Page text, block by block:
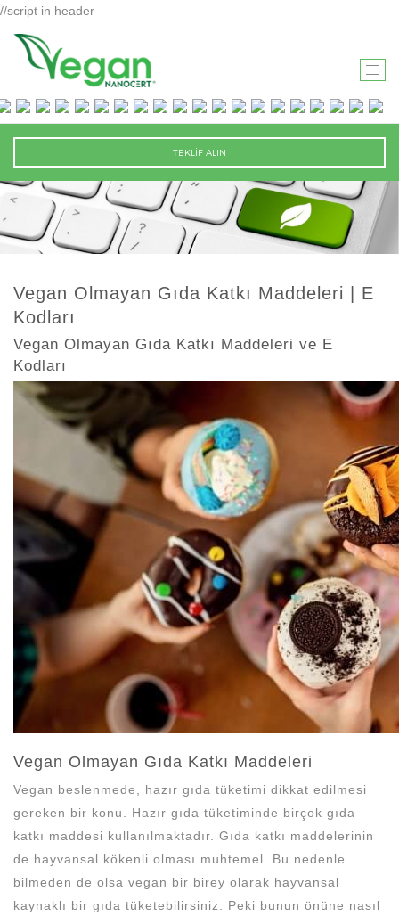
//script in header
T
O
G
G
L
N
A
V
G
O
N
TEKLİF ALIN
Vegan Olmayan Gıda Katkı Maddeleri | E
Kodları
Vegan Olmayan Gıda Katkı Maddeleri ve E
Kodları
Vegan Olmayan Gıda Katkı Maddeleri
Vegan beslenmede, hazır gıda tüketimi dikkat edilmesi
gereken bir konu. Hazır gıda tüketiminde birçok gıda
katkı maddesi kullanılmaktadır. Gıda katkı maddelerinin
de hayvansal kökenli olması muhtemel. Bu nedenle
bilmeden de olsa vegan bir birey olarak hayvansal
kaynaklı bir gıda tüketebilirsiniz. Peki bunun önüne nasıl